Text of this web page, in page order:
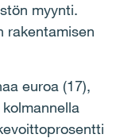
myynti.
rakentamisen
euroa (17),